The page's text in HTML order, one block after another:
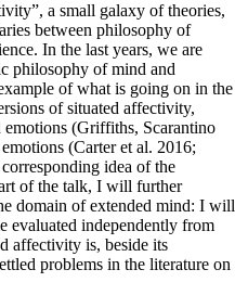
a small galaxy of theories,
between philosophy of
In the last years, we are
philosophy of mind and
of what is going on in the
of situated affectivity,
emotions (Griffiths, Scarantino
(Carter et al. 2016;
idea of the
of the talk, I will further
domain of extended mind: I will
evaluated independently from
affectivity is, beside its
problems in the literature on